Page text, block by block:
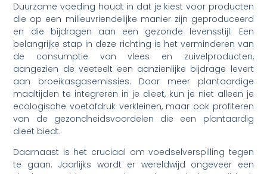
Duurzame voeding houdt in dat je kiest voor producten
die op een milieuvriendelijke manier zijn geproduceerd
en die bijdragen aan een gezonde levensstijl. Een
belangrijke stap in deze richting is het verminderen van
de consumptie van vlees en zuivelproducten,
aangezien de veeteelt een aanzienlijke bijdrage levert
aan broeikasgasemissies. Door meer plantaardige
maaltijden te integreren in je dieet, kun je niet alleen je
ecologische voetafdruk verkleinen, maar ook profiteren
van de gezondheidsvoordelen die een plantaardig
dieet biedt.
Daarnaast is het cruciaal om voedselverspilling tegen
te gaan. Jaarlijks wordt er wereldwijd ongeveer een